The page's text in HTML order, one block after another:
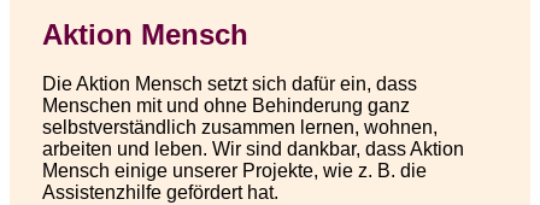
Aktion Mensch
Die Aktion Mensch setzt sich dafür ein, dass
Menschen mit und ohne Behinderung ganz
selbstverständlich zusammen lernen, wohnen,
arbeiten und leben. Wir sind dankbar, dass Aktion
Mensch einige unserer Projekte, wie z. B. die
Assistenzhilfe gefördert hat.